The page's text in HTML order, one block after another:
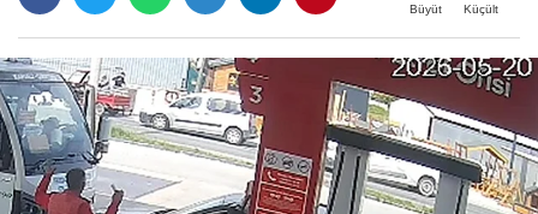
Büyüt Küçült